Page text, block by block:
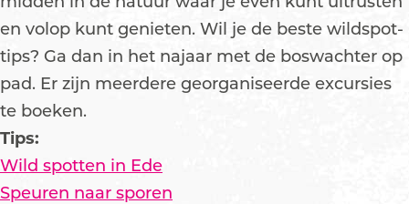
en volop kunt genieten. Wil je de beste wildspot-
tips? Ga dan in het najaar met de boswachter op
pad. Er zijn meerdere georganiseerde excursies
te boeken.
Tips:
Wild spotten in Ede
Speuren naar sporen